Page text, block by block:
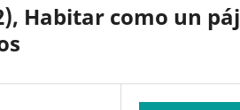
Habitar como un